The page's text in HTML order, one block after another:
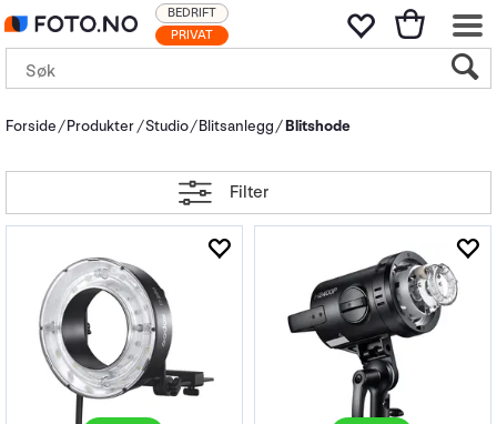
PRIVAT
BEDRIFT
Forside Produkter Studio Blitsanlegg Blitshode
Filter